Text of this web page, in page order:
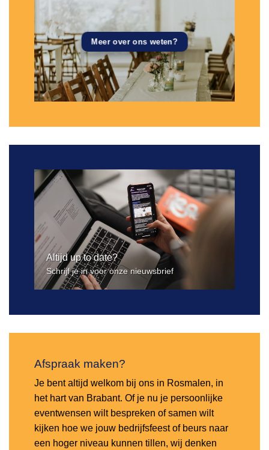
Meer over ons weten?
Altijd up to date?
Schrijf je in voor onze nieuwsbrief
Afspraak maken?
Je bent altijd welkom bij ons in Rosmalen, in
het hart van Brabant. Of je nu je persoonlijke
eventwensen wilt bespreken of samen wilt
kijken hoe we jouw bedrijfsfeest of beurs naar
een hoger niveau kunnen tillen, wij denken